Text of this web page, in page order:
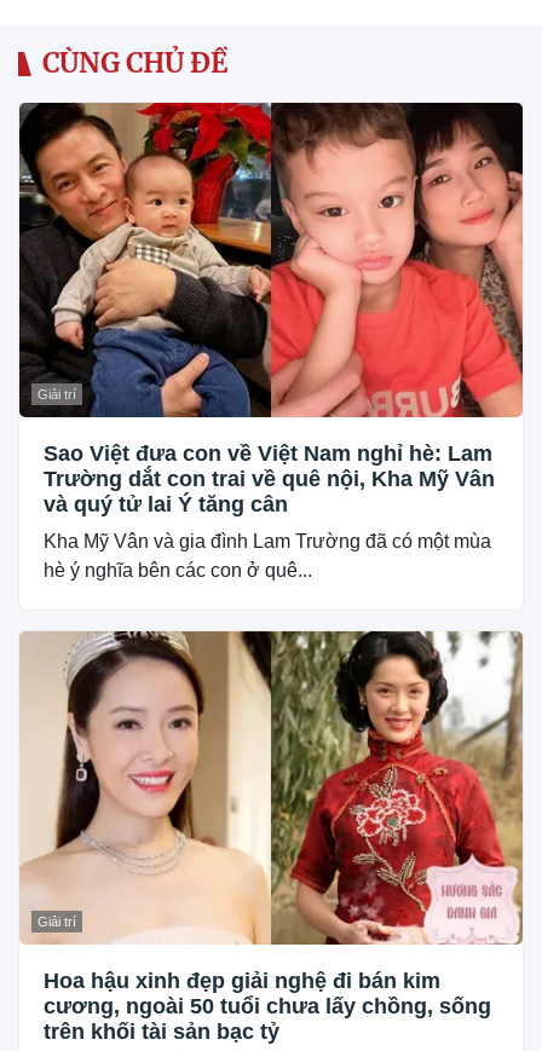
CÙNG CHỦ ĐỀ
Giải trí
Sao Việt đưa con về Việt Nam nghỉ hè: Lam
Trường dắt con trai về quê nội, Kha Mỹ Vân
và quý tử lai Ý tăng cân
Kha Mỹ Vân và gia đình Lam Trường đã có một mùa
hè ý nghĩa bên các con ở quê...
Giải trí
Hoa hậu xinh đẹp giải nghệ đi bán kim
cương, ngoài 50 tuổi chưa lấy chồng, sống
trên khối tài sản bạc tỷ